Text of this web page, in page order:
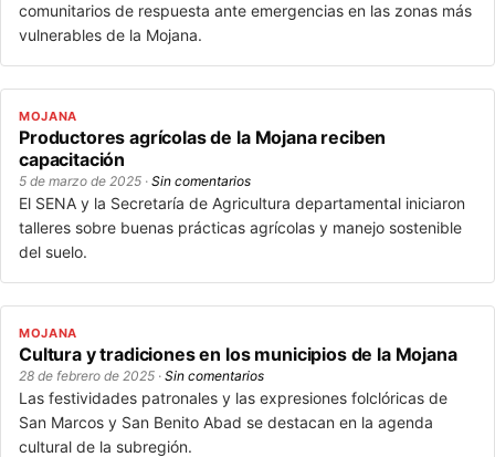
comunitarios de respuesta ante emergencias en las zonas más
vulnerables de la Mojana.
MOJANA
Productores agrícolas de la Mojana reciben
capacitación
5 de marzo de 2025 · Sin comentarios
El SENA y la Secretaría de Agricultura departamental iniciaron
talleres sobre buenas prácticas agrícolas y manejo sostenible
del suelo.
MOJANA
Cultura y tradiciones en los municipios de la Mojana
28 de febrero de 2025 · Sin comentarios
Las festividades patronales y las expresiones folclóricas de
San Marcos y San Benito Abad se destacan en la agenda
cultural de la subregión.